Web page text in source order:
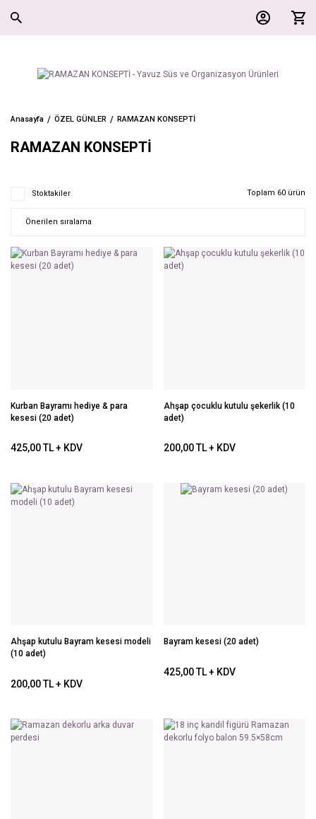
Anasayfa ÖZEL GÜNLER RAMAZAN KONSEPTİ
RAMAZAN KONSEPTİ
Stoktakiler Toplam 60 ürün
Kurban Bayramı hediye & para
kesesi (20 adet)
425,00 TL + KDV
Ahşap çocuklu kutulu şekerlik (10
adet)
200,00 TL + KDV
Ahşap kutulu Bayram kesesi modeli
(10 adet)
200,00 TL + KDV
Bayram kesesi (20 adet)
425,00 TL + KDV